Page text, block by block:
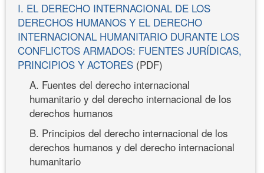
I. EL DERECHO INTERNACIONAL DE LOS
DERECHOS HUMANOS Y EL DERECHO
INTERNACIONAL HUMANITARIO DURANTE LOS
CONFLICTOS ARMADOS: FUENTES JURÍDICAS,
PRINCIPIOS Y ACTORES (PDF)
A. Fuentes del derecho internacional
humanitario y del derecho internacional de los
derechos humanos
B. Principios del derecho internacional de los
derechos humanos y del derecho internacional
humanitario